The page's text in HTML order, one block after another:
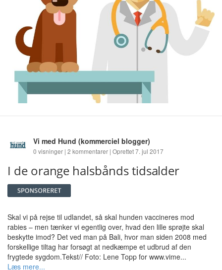
Vi med Hund (kommerciel blogger)
0 visninger | 2 kommentarer | Oprettet 7. jul 2017
I de orange halsbånds tidsalder
Skal vi på rejse til udlandet, så skal hunden vaccineres mod
rabies – men tænker vi egentlig over, hvad den lille sprøjte skal
beskytte imod? Det ved man på Bali, hvor man siden 2008 med
forskellige tiltag har forsøgt at nedkæmpe et udbrud af den
frygtede sygdom.Tekst// Foto: Lene Topp for www.vime...
Læs mere...